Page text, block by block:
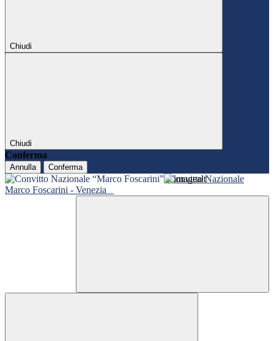
Chiudi
Chiudi
Conferma
Annulla Conferma
Convitto Nazionale
Marco Foscarini - Venezia